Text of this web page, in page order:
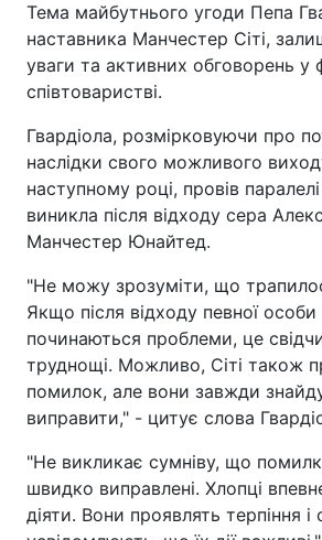
Тема майбутнього угоди Пепа
наставника Манчестер Сіті,
уваги та активних обговорень у
співтоваристві.
Гвардіола, розмірковуючи про
наслідки свого можливого
наступному році, провів
виникла після відходу сера
Манчестер Юнайтед.
"Не можу зрозуміти, що
Якщо після відходу певної особи
починаються проблеми, це
труднощі. Можливо, Сіті також
помилок, але вони завжди
виправити," - цитує слова
"Не викликає сумніву, що
швидко виправлені. Хлопці
діяти. Вони проявлять терпіння і